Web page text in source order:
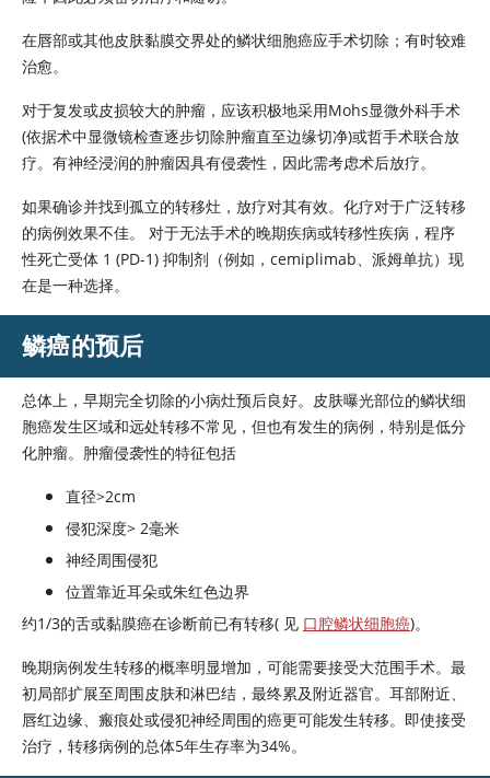
在唇部或其他皮肤黏膜交界处的鳞状细胞癌应手术切除；有时较难
治愈。
对于复发或皮损较大的肿瘤，应该积极地采用Mohs显微外科手术
(依据术中显微镜检查逐步切除肿瘤直至边缘切净)或哲手术联合放
疗。有神经浸润的肿瘤因具有侵袭性，因此需考虑术后放疗。
如果确诊并找到孤立的转移灶，放疗对其有效。化疗对于广泛转移
的病例效果不佳。 对于无法手术的晚期疾病或转移性疾病，程序
性死亡受体 1 (PD-1) 抑制剂（例如，cemiplimab、派姆单抗）现
在是一种选择。
鳞癌的预后
总体上，早期完全切除的小病灶预后良好。皮肤曝光部位的鳞状细
胞癌发生区域和远处转移不常见，但也有发生的病例，特别是低分
化肿瘤。肿瘤侵袭性的特征包括
直径>2cm
侵犯深度> 2毫米
神经周围侵犯
位置靠近耳朵或朱红色边界
约1/3的舌或黏膜癌在诊断前已有转移( 见 口腔鳞状细胞癌)。
晚期病例发生转移的概率明显增加，可能需要接受大范围手术。最
初局部扩展至周围皮肤和淋巴结，最终累及附近器官。耳部附近、
唇红边缘、瘢痕处或侵犯神经周围的癌更可能发生转移。即使接受
治疗，转移病例的总体5年生存率为34%。